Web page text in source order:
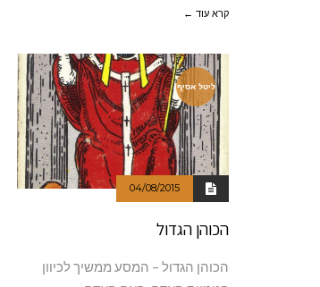
קרא עוד ←
ליטל אסיף
04/08/2015
הכוהן הגדול
הכוהן הגדול – המסע ממשיך לכיוון